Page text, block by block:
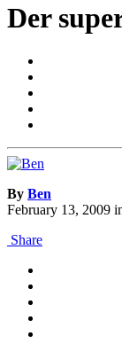
Der
By Ben
February 13, 2009
Share